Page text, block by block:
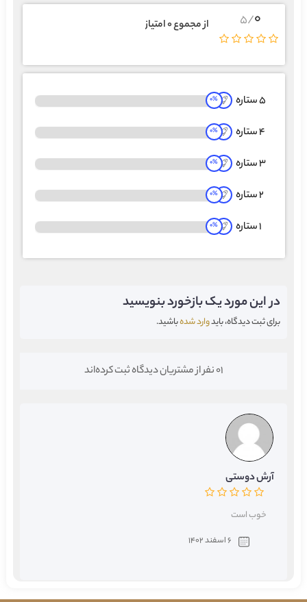
0
/5 از مجموع 0 امتیاز
5 ستاره 0%
4 ستاره 0%
3 ستاره 0%
2 ستاره 0%
1 ستاره 0%
در این مورد یک بازخورد بنویسید
برای ثبت دیدگاه، بایدوارد شدهباشید.
01 نفر از مشتریان دیدگاه ثبت کرده‌اند
آرش دوستی
خوب است
6 اسفند 1402